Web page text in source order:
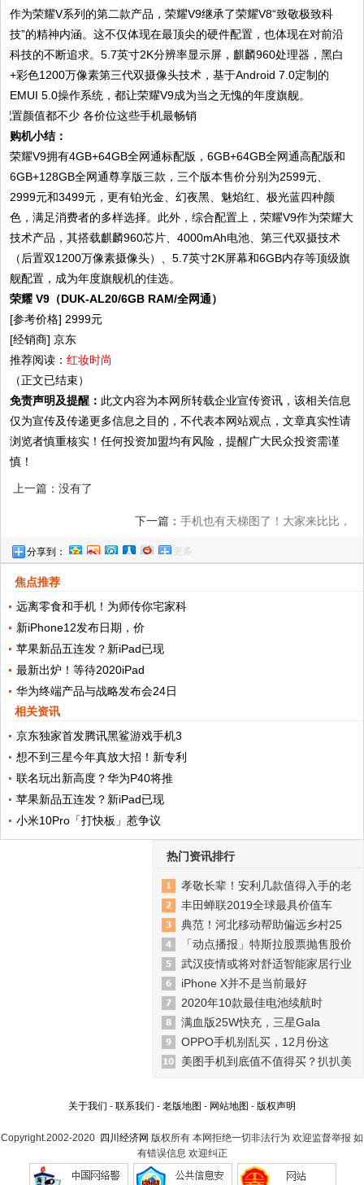
作为荣耀V系列的第二款产品，荣耀V9继承了荣耀V8“致敬极致科
技”的精神内涵。这不仅体现在最顶尖的硬件配置，也体现在对前沿
科技的不断追求。5.7英寸2K分辨率显示屏，麒麟960处理器，黑白
+彩色1200万像素第三代双摄像头技术，基于Android 7.0定制的
EMUI 5.0操作系统，都让荣耀V9成为当之无愧的年度旗舰。
购机小结：
荣耀V9拥有4GB+64GB全网通标配版，6GB+64GB全网通高配版和
6GB+128GB全网通尊享版三款，三个版本售价分别为2599元、
2999元和3499元，更有铂光金、幻夜黑、魅焰红、极光蓝四种颜
色，满足消费者的多样选择。此外，综合配置上，荣耀V9作为荣耀大
技术产品，其搭载麒麟960芯片、4000mAh电池、第三代双摄技术
（后置双1200万像素摄像头）、5.7英寸2K屏幕和6GB内存等顶级旗
舰配置，成为年度旗舰机的佳选。
荣耀 V9（DUK-AL20/6GB RAM/全网通）
[参考价格] 2999元
[经销商] 京东
推荐阅读：红妆时尚
（正文已结束）
免责声明及提醒： 此文内容为本网所转载企业宣传资讯，该相关信息
仅为宣传及传递更多信息之目的，不代表本网站观点，文章真实性请
浏览者慎重核实！任何投资加盟均有风险，提醒广大民众投资需谨
慎！
上一篇：没有了
下一篇： 手机也有天梯图了！大家来比比，
分享到： 更多
焦点推荐
远离零食和手机！为师传你宅家科
新iPhone12发布日期，价
苹果新品五连发？新iPad已现
最新出炉！等待2020iPad
华为终端产品与战略发布会24日
相关资讯
京东独家首发腾讯黑鲨游戏手机3
想不到三星今年真放大招！新专利
联名玩出新高度？华为P40将推
苹果新品五连发？新iPad已现
小米10Pro「打快板」惹争议
热门资讯排行
孝敬长辈！安利几款值得入手的老
丰田蝉联2019全球最具价值车
典范！河北移动帮助偏远乡村25
「动点播报」特斯拉股票抛售股价
武汉疫情或将对舒适智能家居行业
iPhone X并不是当前最好
2020年10款最佳电池续航时
满血版25W快充，三星Gala
OPPO手机别乱买，12月份这
美图手机到底值不值得买？扒扒美
关于我们 - 联系我们 - 老版地图 - 网站地图 - 版权声明
Copyright.2002-2020 四川经济网 版权所有 本网拒绝一切非法行为 欢迎监督举报 如
有错误信息 欢迎纠正